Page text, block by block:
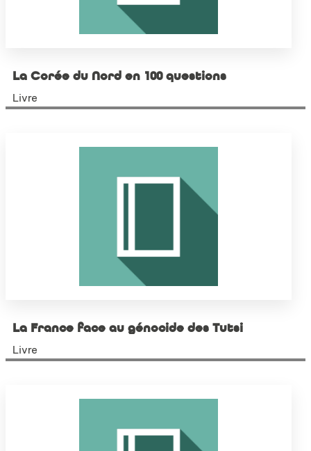
La Corée du Nord en 100 questions
Livre
La France face au génocide des Tutsi
Livre